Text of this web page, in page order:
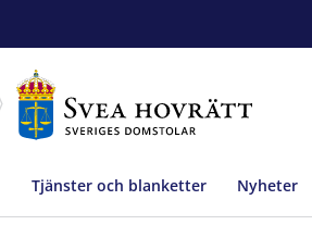
Tjänster och blanketter Nyheter